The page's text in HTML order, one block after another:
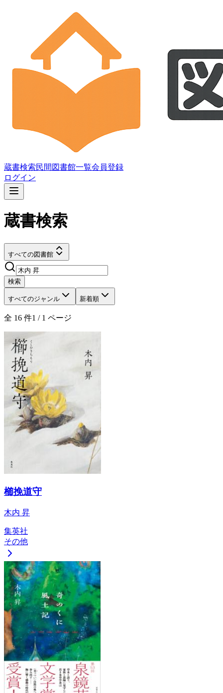
蔵書検索民間図書館一覧会員登録
ログイン
蔵書検索
すべての図書館
検索
すべてのジャンル 新着順
全 16 件1 / 1 ページ
櫛挽道守
木内 昇
集英社
その他